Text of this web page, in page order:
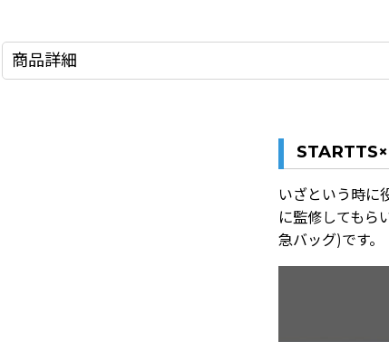
商品詳細
いざという時に
に監修してもら
急バッグ)です。